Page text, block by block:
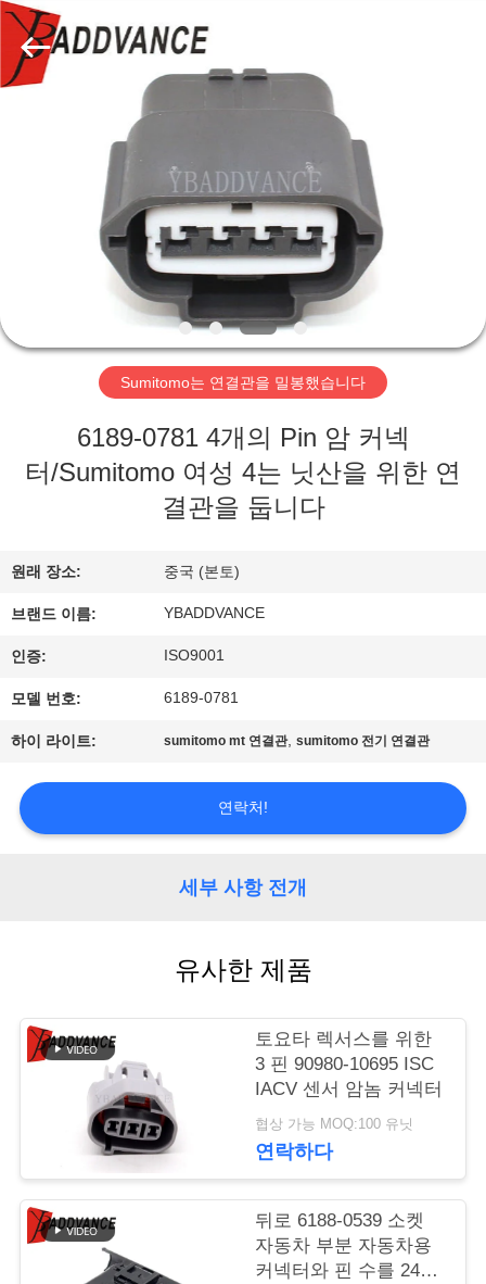
우
리
하
공
장
여
행
품
연
락
요
자.
Copyright
2019
2026
Xi'An
Sumitomo는 연결관을 밀봉했습니다
6189-0781 4개의 Pin 암 커넥
터/Sumitomo 여성 4는 닛산을 위한 연
결관을 둡니다
원래 장소: 중국 (본토)
브랜드 이름: YBADDVANCE
인증: ISO9001
모델 번호: 6189-0781
하이 라이트: sumitomo mt 연결관,sumitomo 전기 연결관
연락처!
세부 사항 전개
유사한 제품
토요타 렉서스를 위한
3 핀 90980-10695 ISC
IACV 센서 암놈 커넥터
협상 가능 MOQ:100 유닛
연락하다
뒤로 6188-0539 소켓
자동차 부분 자동차용
커넥터와 핀 수를 24명